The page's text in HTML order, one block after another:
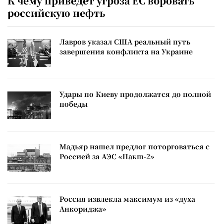
российскую нефть
Лавров указал США реальный путь
завершения конфликта на Украине
Удары по Киеву продолжатся до полной
победы
Мадьяр нашел предлог поторговаться с
Россией за АЭС «Пакш-2»
Россия извлекла максимум из «духа
Анкориджа»